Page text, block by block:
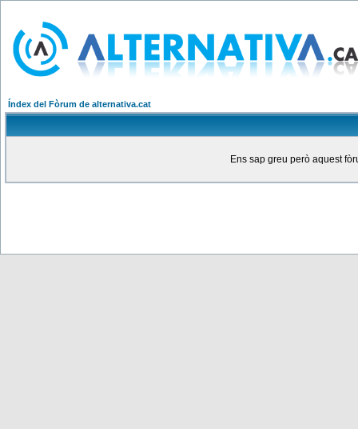
Índex del Fòrum de alternativa.cat
Ens sap greu però aquest